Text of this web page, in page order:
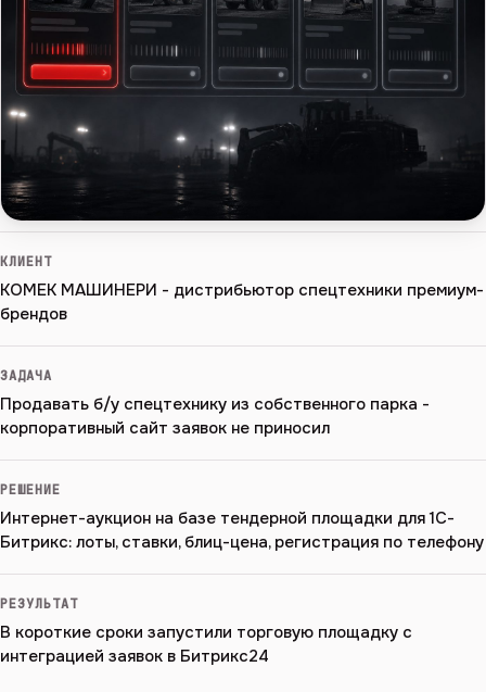
КЛИЕНТ
КОМЕК МАШИНЕРИ - дистрибьютор спецтехники премиум-
брендов
ЗАДАЧА
Продавать б/у спецтехнику из собственного парка -
корпоративный сайт заявок не приносил
РЕШЕНИЕ
Интернет-аукцион на базе тендерной площадки для 1С-
Битрикс: лоты, ставки, блиц-цена, регистрация по телефону
РЕЗУЛЬТАТ
В короткие сроки запустили торговую площадку с
интеграцией заявок в Битрикс24